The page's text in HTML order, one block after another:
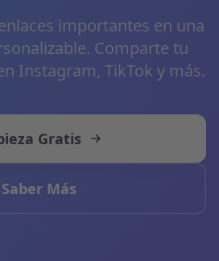
importantes en una
Comparte tu
Instagram, TikTok y más.
Gratis
Saber Más